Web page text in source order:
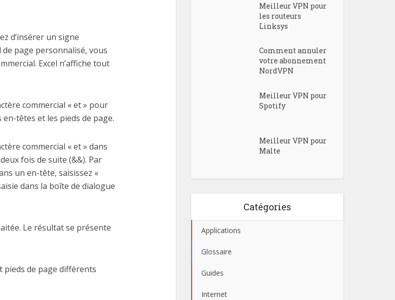
d’insérer un signe
page personnalisé, vous
Excel n’affiche tout
commercial « et » pour
têtes et les pieds de page.
commercial « et » dans
fois de suite (&&). Par
un en-tête, saisissez «
dans la boîte de dialogue
Le résultat se présente
Meilleur VPN pour
les routeurs
Linksys
Comment annuler
votre abonnement
NordVPN
Meilleur VPN pour
Spotify
Meilleur VPN pour
Malte
Catégories
Applications
Glossaire
Guides
Internet